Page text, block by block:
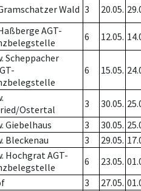
Wald 3 20.05.
AGT-
6 12.05.
Scheppacher
6 15.05.
Ostertal
3 30.05.
Giebelhaus 3 30.05.
Bleckenau 3 29.05.
Hochgrat AGT-
6 23.05.
3 27.05.